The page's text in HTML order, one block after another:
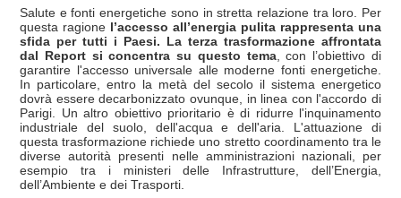
Salute e fonti energetiche sono in stretta relazione tra loro. Per
questa ragione l’accesso all’energia pulita rappresenta una
sfida per tutti i Paesi. La terza trasformazione affrontata
dal Report si concentra su questo tema, con l’obiettivo di
garantire l'accesso universale alle moderne fonti energetiche.
In particolare, entro la metà del secolo il sistema energetico
dovrà essere decarbonizzato ovunque, in linea con l'accordo di
Parigi. Un altro obiettivo prioritario è di ridurre l'inquinamento
industriale del suolo, dell'acqua e dell'aria. L'attuazione di
questa trasformazione richiede uno stretto coordinamento tra le
diverse autorità presenti nelle amministrazioni nazionali, per
esempio tra i ministeri delle Infrastrutture, dell’Energia,
dell’Ambiente e dei Trasporti.